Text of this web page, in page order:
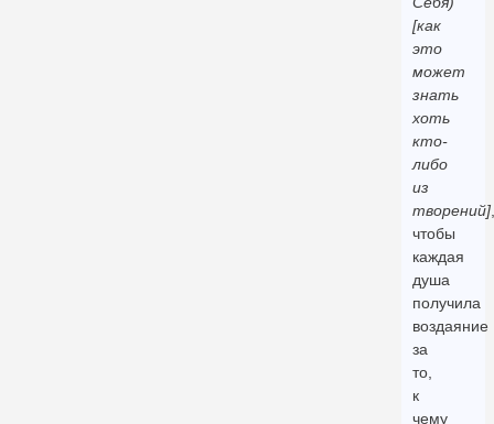
[как
это
может
знать
хоть
кто-
либо
из
творений],
чтобы
каждая
душа
получила
воздаяние
за
то,
к
чему